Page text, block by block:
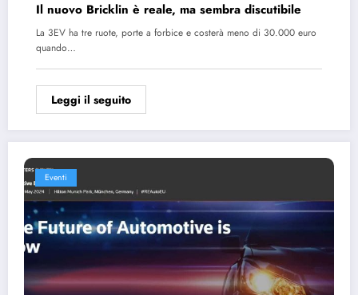
Il nuovo Bricklin è reale, ma sembra discutibile
La 3EV ha tre ruote, porte a forbice e costerà meno di 30.000 euro
quando…
Leggi il seguito
Eventi